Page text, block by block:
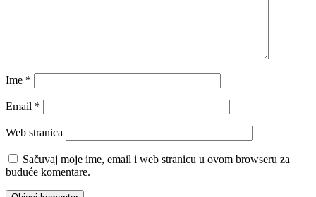
Ime *
Email *
Web stranica
Sačuvaj moje ime, email i web stranicu u ovom browseru za
buduće komentare.